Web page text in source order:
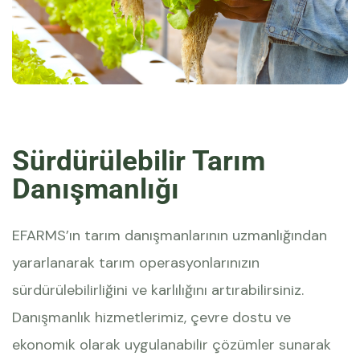
Sürdürülebilir Tarım
Danışmanlığı
EFARMS’ın tarım danışmanlarının uzmanlığından
yararlanarak tarım operasyonlarınızın
sürdürülebilirliğini ve karlılığını artırabilirsiniz.
Danışmanlık hizmetlerimiz, çevre dostu ve
ekonomik olarak uygulanabilir çözümler sunarak